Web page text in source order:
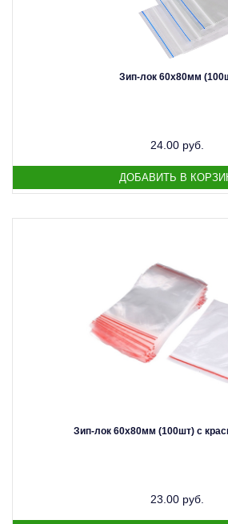
Зип-лок 60х80мм
24.00 руб.
Зип-лок 60х80мм (100шт) с
23.00 руб.